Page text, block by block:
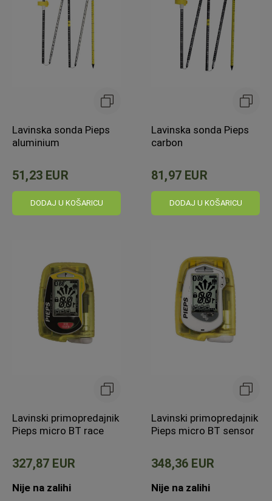
Lavinska sonda Pieps
aluminium
51,23 EUR
DODAJ U KOŠARICU
Lavinska sonda Pieps
carbon
81,97 EUR
DODAJ U KOŠARICU
Lavinski primopredajnik
Pieps micro BT race
327,87 EUR
Nije na zalihi
Lavinski primopredajnik
Pieps micro BT sensor
348,36 EUR
Nije na zalihi